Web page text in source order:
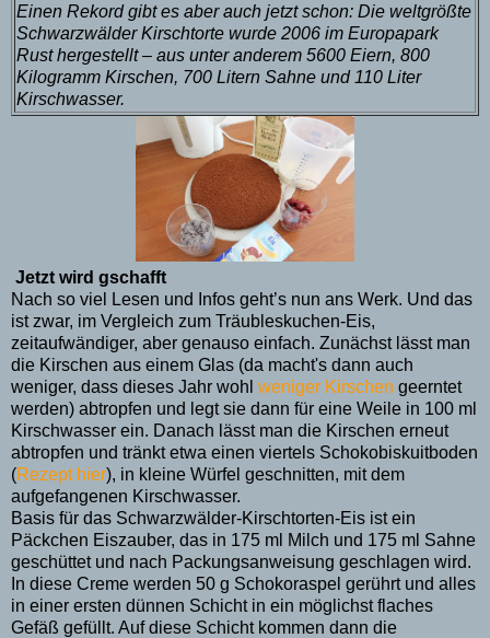
Einen Rekord gibt es aber auch jetzt schon: Die weltgrößte
Schwarzwälder Kirschtorte wurde 2006 im Europapark
Rust hergestellt – aus unter anderem 5600 Eiern, 800
Kilogramm Kirschen, 700 Litern Sahne und 110 Liter
Kirschwasser.
Jetzt wird gschafft
Nach so viel Lesen und Infos geht’s nun ans Werk. Und das
ist zwar, im Vergleich zum Träubleskuchen-Eis,
zeitaufwändiger, aber genauso einfach. Zunächst lässt man
die Kirschen aus einem Glas (da macht's dann auch
weniger, dass dieses Jahr wohl weniger Kirschen geerntet
werden) abtropfen und legt sie dann für eine Weile in 100 ml
Kirschwasser ein. Danach lässt man die Kirschen erneut
abtropfen und tränkt etwa einen viertels Schokobiskuitboden
(Rezept hier), in kleine Würfel geschnitten, mit dem
aufgefangenen Kirschwasser.
Basis für das Schwarzwälder-Kirschtorten-Eis ist ein
Päckchen Eiszauber, das in 175 ml Milch und 175 ml Sahne
geschüttet und nach Packungsanweisung geschlagen wird.
In diese Creme werden 50 g Schokoraspel gerührt und alles
in einer ersten dünnen Schicht in ein möglichst flaches
Gefäß gefüllt. Auf diese Schicht kommen dann die